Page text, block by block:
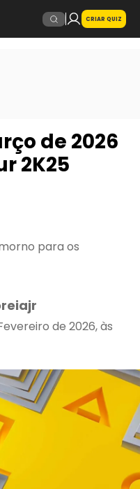
CRIAR QUIZ
de 2026
2K25
para os
de 2026, às